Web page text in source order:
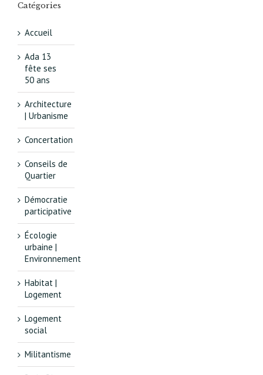
Catégories
Accueil
Ada 13
fête ses
50 ans
Architecture
| Urbanisme
Concertation
Conseils de
Quartier
Démocratie
participative
Écologie
urbaine |
Environnement
Habitat |
Logement
Logement
social
Militantisme